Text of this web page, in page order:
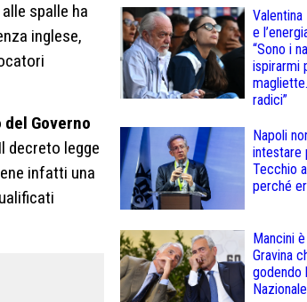
spalle ha
inglese,
Governo
Il decreto legge
infatti una
e
“Sono i
ispirarmi
radici”
Napoli
intestare
Tecchio
perché
Mancini
Gravina
godendo
Nazionale